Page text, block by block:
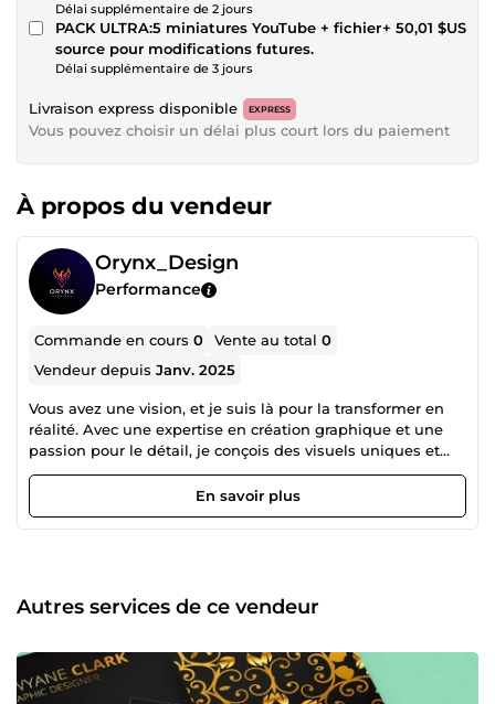
Délai supplémentaire de 2 jours
PACK ULTRA:5 miniatures YouTube + fichier
source pour modifications futures.
Délai supplémentaire de 3 jours
+ 50,01 $US
Livraison express disponible EXPRESS
Vous pouvez choisir un délai plus court lors du paiement
À propos du vendeur
Orynx_Design
Performance
Commande en cours0 Vente au total0
Vendeur depuisJanv. 2025
Vous avez une vision, et je suis là pour la transformer en
réalité. Avec une expertise en création graphique et une
passion pour le détail, je conçois des visuels uniques et
percutants qui captivent l’attention de votre audience. Que
vous ayez besoin d’un logo, d’un visuel pour vos réseaux
sociaux, ou d’une identité visuelle complète, je m’engage
une opportunité de produire des créations à la fois
esthétiques et stratégiques. Ensemble, faisons de votre
N’hésitez pas à me contacter pour discuter de vos idées et
créer des designs à votre image !
En savoir plus
Autres services de ce vendeur